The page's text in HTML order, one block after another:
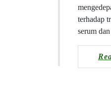
terhadap
serum